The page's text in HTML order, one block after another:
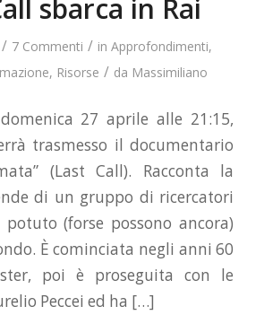
sbarca in Rai
/ 7 Commenti / in Approfondimenti,
, Risorse / da Massimiliano
27 aprile alle 21:15,
trasmesso il documentario
(Last Call). Racconta la
di un gruppo di ricercatori
potuto (forse possono ancora)
È cominciata negli anni 60
poi è proseguita con le
Peccei ed ha […]